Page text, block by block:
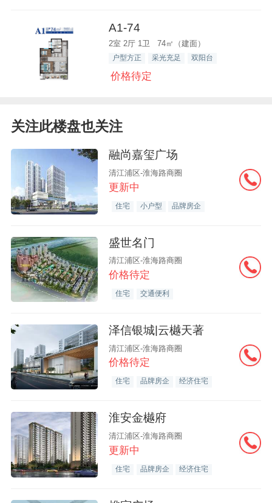
A1-74
2室 2厅 1卫 74㎡（建面）
户型方正 采光充足 双阳台
价格待定
关注此楼盘也关注
融尚嘉玺广场
清江浦区-淮海路商圈
更新中
住宅 小户型 品牌房企
盛世名门
清江浦区-淮海路商圈
价格待定
住宅 交通便利
泽信银城|云樾天著
清江浦区-淮海路商圈
价格待定
住宅 品牌房企 经济住宅
淮安金樾府
清江浦区-淮海路商圈
更新中
住宅 品牌房企 经济住宅